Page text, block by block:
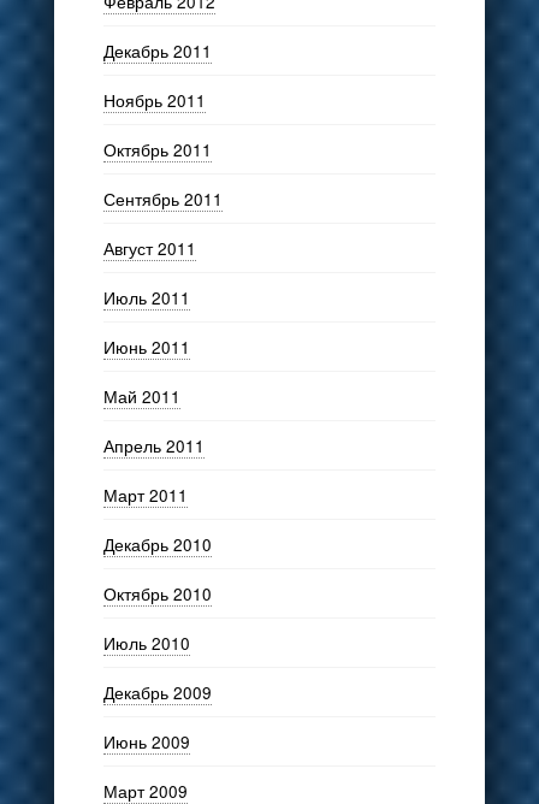
Декабрь 2011
Ноябрь 2011
Октябрь 2011
Сентябрь 2011
Август 2011
Июль 2011
Июнь 2011
Май 2011
Апрель 2011
Март 2011
Декабрь 2010
Октябрь 2010
Июль 2010
Декабрь 2009
Июнь 2009
Март 2009